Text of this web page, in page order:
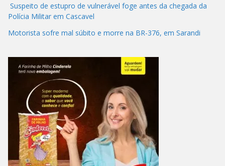
Suspeito de estupro de vulnerável foge antes da chegada da
Polícia Militar em Cascavel
Motorista sofre mal súbito e morre na BR-376, em Sarandi